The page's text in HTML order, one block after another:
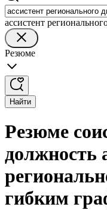
ассистент
Резюме
Найти
Резюме
должность
гибким